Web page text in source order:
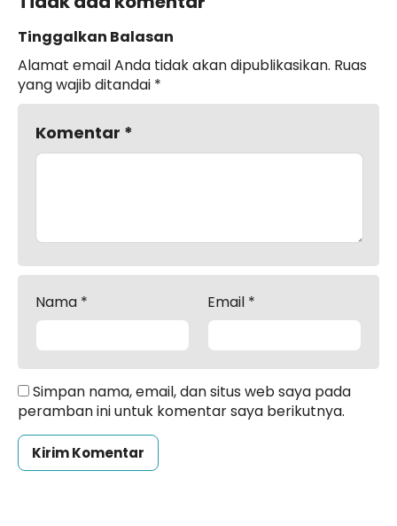
Tinggalkan Balasan
Alamat email Anda tidak akan dipublikasikan. Ruas
yang wajib ditandai *
Komentar *
Nama * Email *
Simpan nama, email, dan situs web saya pada
peramban ini untuk komentar saya berikutnya.